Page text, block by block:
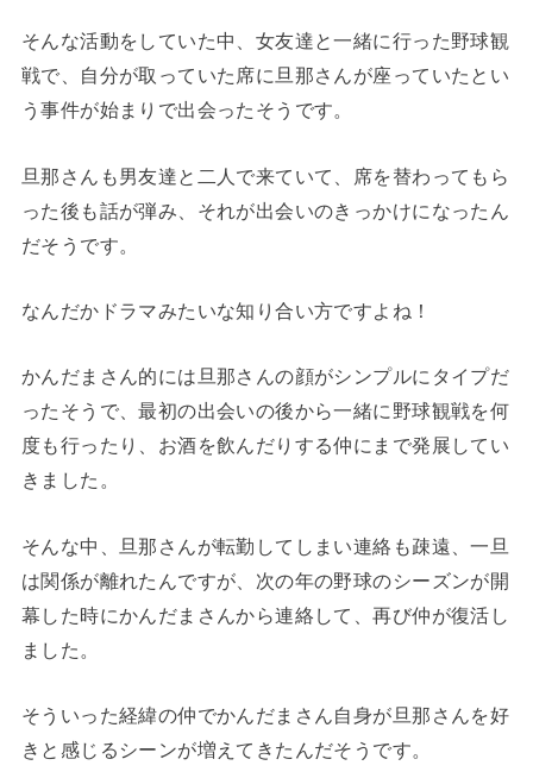
そんな活動をしていた中、女友達と一緒に行った野球観
戦で、自分が取っていた席に旦那さんが座っていたとい
う事件が始まりで出会ったそうです。
旦那さんも男友達と二人で来ていて、席を替わってもら
った後も話が弾み、それが出会いのきっかけになったん
だそうです。
なんだかドラマみたいな知り合い方ですよね！
かんだまさん的には旦那さんの顔がシンプルにタイプだ
ったそうで、最初の出会いの後から一緒に野球観戦を何
度も行ったり、お酒を飲んだりする仲にまで発展してい
きました。
そんな中、旦那さんが転勤してしまい連絡も疎遠、一旦
は関係が離れたんですが、次の年の野球のシーズンが開
幕した時にかんだまさんから連絡して、再び仲が復活し
ました。
そういった経緯の仲でかんだまさん自身が旦那さんを好
きと感じるシーンが増えてきたんだそうです。